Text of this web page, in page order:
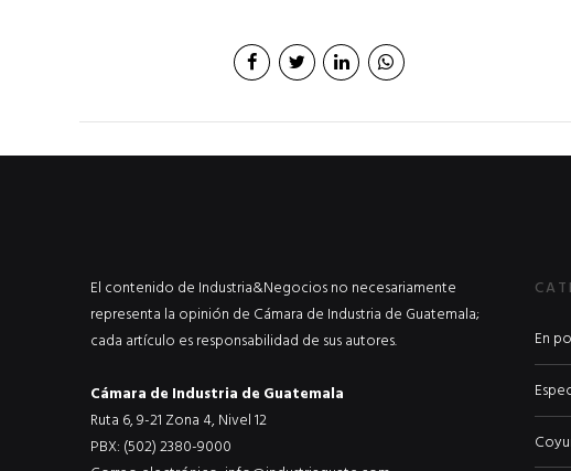
El contenido de Industria&Negocios no necesariamente
representa la opinión de Cámara de Industria de Guatemala;
cada artículo es responsabilidad de sus autores.
Cámara de Industria de Guatemala
Ruta 6, 9-21 Zona 4, Nivel 12
PBX: (502) 2380-9000
En